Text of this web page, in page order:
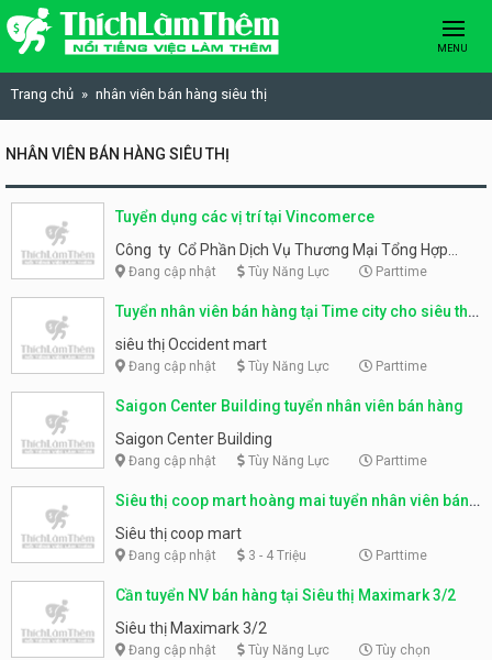
Skip to content
MENU
Trang chủ nhân viên bán hàng siêu thị
NHÂN VIÊN BÁN HÀNG SIÊU THỊ
Tuyển dụng các vị trí tại Vincomerce
Công ty Cổ Phần Dịch Vụ Thương Mại Tổng Hợp
VinCommmerce
Đang cập nhật Tùy Năng Lực Parttime
Tuyển nhân viên bán hàng tại Time city cho siêu thị
Occident mart
siêu thị Occident mart
Đang cập nhật Tùy Năng Lực Parttime
Saigon Center Building tuyển nhân viên bán hàng
Saigon Center Building
Đang cập nhật Tùy Năng Lực Parttime
Siêu thị coop mart hoàng mai tuyển nhân viên bán
hàng
Siêu thị coop mart
Đang cập nhật 3 - 4 Triệu Parttime
Cần tuyển NV bán hàng tại Siêu thị Maximark 3/2
Siêu thị Maximark 3/2
Đang cập nhật Tùy Năng Lực Tùy chọn